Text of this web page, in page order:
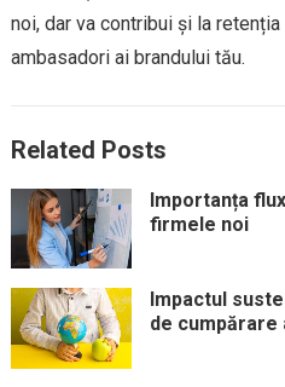
noi, dar va contribui și la
ambasadori ai brandului tău.
Related Posts
Importanța
firmele noi
Impactul
de